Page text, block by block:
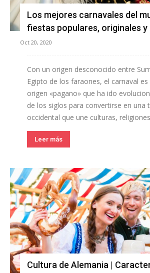
Los mejores carnavales del
fiestas populares, originales
Oct 20, 2020
Con un origen desconocido entre
Egipto de los faraones, el carnaval
origen «pagano» que ha ido
de los siglos para convertirse en una
occidental que une culturas,
Leer más
Cultura de Alemania |